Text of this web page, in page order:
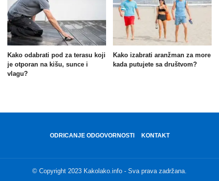
Kako odabrati pod za terasu koji
je otporan na kišu, sunce i
vlagu?
Kako izabrati aranžman za more
kada putujete sa društvom?
ODRICANJE ODGOVORNOSTI KONTAKT
© Copyright 2023 Kakolako.info - Sva prava zadržana.